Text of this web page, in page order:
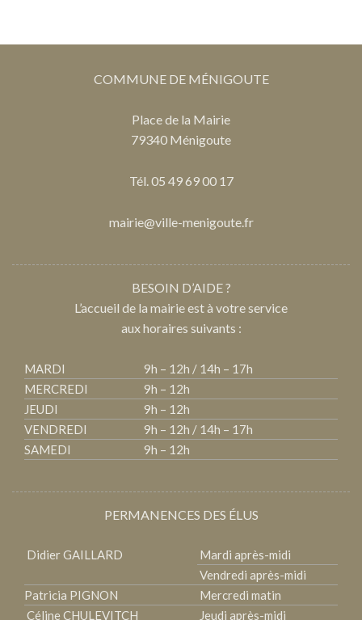
COMMUNE DE MÉNIGOUTE
Place de la Mairie
79340 Ménigoute
Tél. 05 49 69 00 17
mairie@ville-menigoute.fr
BESOIN D’AIDE ?
L’accueil de la mairie est à votre service
aux horaires suivants :
MARDI
9h – 12h / 14h – 17h
MERCREDI
9h – 12h
JEUDI
9h – 12h
VENDREDI
9h – 12h / 14h – 17h
SAMEDI
9h – 12h
PERMANENCES DES ÉLUS
Didier GAILLARD
Mardi après-midi
Vendredi après-midi
Patricia PIGNON
Mercredi matin
Céline CHULEVITCH
Jeudi après-midi